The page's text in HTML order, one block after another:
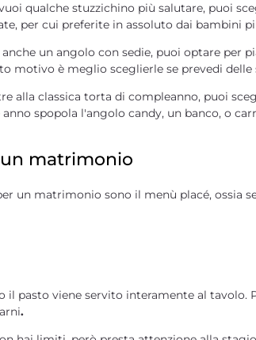
qualche stuzzichino più salutare, puoi
per cui preferite in assoluto dai bambini
un angolo con sedie, puoi optare per
motivo è meglio sceglierle se prevedi delle
alla classica torta di compleanno, puoi
spopola l'angolo candy, un banco, o
matrimonio
un matrimonio sono il menù placé, ossia
il pasto viene servito interamente al tavolo.
.